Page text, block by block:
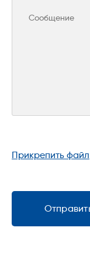
Прикрепить файл